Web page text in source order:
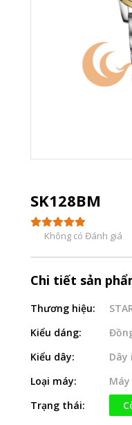
SK128BM
Không có Đánh giá
Chi tiết sản
Thương hiệu:
Kiểu dáng:
Kiểu dây:
Dây
Loại máy:
Trạng thái: